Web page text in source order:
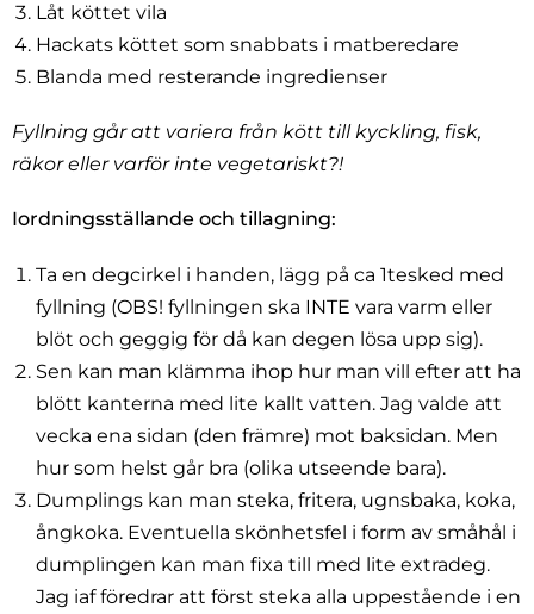
Låt köttet vila
Hackats köttet som snabbats i matberedare
Blanda med resterande ingredienser
Fyllning går att variera från kött till kyckling, fisk,
räkor eller varför inte vegetariskt?!
Iordningsställande och tillagning:
Ta en degcirkel i handen, lägg på ca 1tesked med
fyllning (OBS! fyllningen ska INTE vara varm eller
blöt och geggig för då kan degen lösa upp sig).
Sen kan man klämma ihop hur man vill efter att ha
blött kanterna med lite kallt vatten. Jag valde att
vecka ena sidan (den främre) mot baksidan. Men
hur som helst går bra (olika utseende bara).
Dumplings kan man steka, fritera, ugnsbaka, koka,
ångkoka. Eventuella skönhetsfel i form av småhål i
dumplingen kan man fixa till med lite extradeg.
Jag iaf föredrar att först steka alla uppestående i en